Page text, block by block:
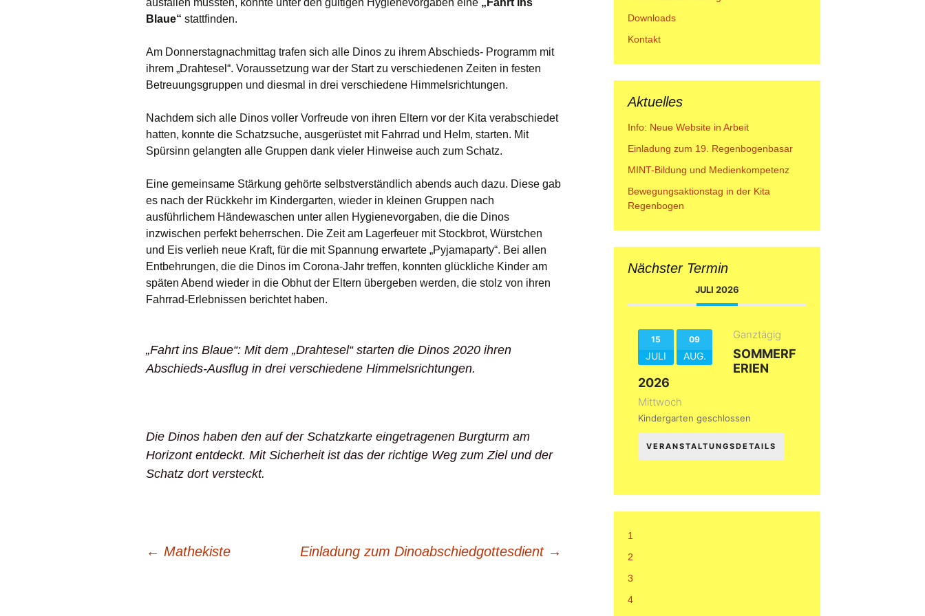
Öffnungszeiten
Virtueller Rundgang
Drinnen
Draußen
Aktivitäten
Kontakte
Entwicklung unserer
Einrichtung
ausfallen mussten, konnte unter den gültigen Hygienevorgaben eine „Fahrt ins
Blaue“ stattfinden.
Am Donnerstagnachmittag trafen sich alle Dinos zu ihrem Abschieds- Programm mit
ihrem „Drahtesel“. Voraussetzung war der Start zu verschiedenen Zeiten in festen
Betreuungsgruppen und diesmal in drei verschiedene Himmelsrichtungen.
Nachdem sich alle Dinos voller Vorfreude von ihren Eltern vor der Kita verabschiedet
hatten, konnte die Schatzsuche, ausgerüstet mit Fahrrad und Helm, starten. Mit
Spürsinn gelangten alle Gruppen dank vieler Hinweise auch zum Schatz.
Eine gemeinsame Stärkung gehörte selbstverständlich abends auch dazu. Diese gab
es nach der Rückkehr im Kindergarten, wieder in kleinen Gruppen nach
ausführlichem Händewaschen unter allen Hygienevorgaben, die die Dinos
inzwischen perfekt beherrschen. Die Zeit am Lagerfeuer mit Stockbrot, Würstchen
und Eis verlieh neue Kraft, für die mit Spannung erwartete „Pyjamaparty“. Bei allen
Entbehrungen, die die Dinos im Corona-Jahr treffen, konnten glückliche Kinder am
späten Abend wieder in die Obhut der Eltern übergeben werden, die stolz von ihren
Fahrrad-Erlebnissen berichtet haben.
„Fahrt ins Blaue“: Mit dem „Drahtesel“ starten die Dinos 2020 ihren
Abschieds-Ausflug in drei verschiedene Himmelsrichtungen.
Die Dinos haben den auf der Schatzkarte eingetragenen Burgturm am
Horizont entdeckt. Mit Sicherheit ist das der richtige Weg zum Ziel und der
Schatz dort versteckt.
← Mathekiste Einladung zum Dinoabschiedgottesdient →
Downloads
Kontakt
Aktuelles
Info: Neue Website in Arbeit
Einladung zum 19. Regenbogenbasar
MINT-Bildung und Medienkompetenz
Bewegungsaktionstag in der Kita
Regenbogen
Nächster Termin
JULI 2026
15
JULI
09
AUG.
Ganztägig
SOMMERF
ERIEN
2026
Mittwoch
Kindergarten geschlossen
VERANSTALTUNGSDETAILS
1
2
3
4